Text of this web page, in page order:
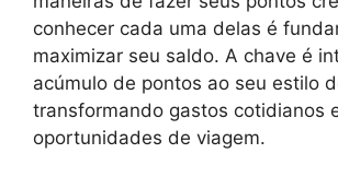
conhecer cada uma delas é
maximizar seu saldo. A chave é
acúmulo de pontos ao seu estilo
transformando gastos cotidianos
oportunidades de viagem.